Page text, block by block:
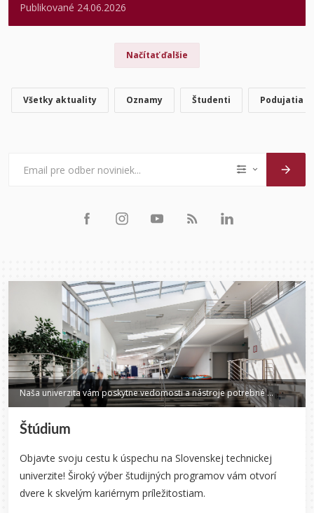
Publikované 24.06.2026
Načítať ďalšie
Všetky aktuality Oznamy Študenti Podujatia
Naša univerzita vám poskytne vedomosti a nástroje potrebné na dosiahnutie vašich cieľov.
Štúdium
Objavte svoju cestu k úspechu na Slovenskej technickej
univerzite! Široký výber študijných programov vám otvorí
dvere k skvelým kariérnym príležitostiam.